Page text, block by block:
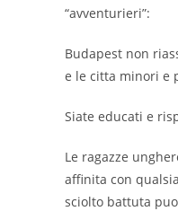
“avventurieri”:
Budapest non
e le citta minori e
Siate educati e
Le ragazze
affinita con
sciolto battuta